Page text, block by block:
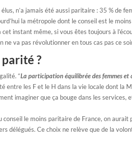
n’a jamais été aussi paritaire : 35 % de
la métropole dont le conseil est le
instant même, si vous êtes toujours à
ne va pas révolutionner en tous cas pas ce
?
“La participation équilibrée des femmes et
entre les F et le H dans la vie locale dont
imaginer que ça bouge dans les services,
le moins paritaire de France, on
délégués. Ce choix ne relève que de la